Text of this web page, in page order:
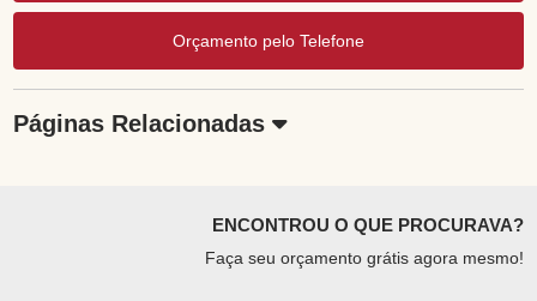
Orçamento pelo Telefone
Páginas Relacionadas
ENCONTROU O QUE PROCURAVA?
Faça seu orçamento grátis agora mesmo!